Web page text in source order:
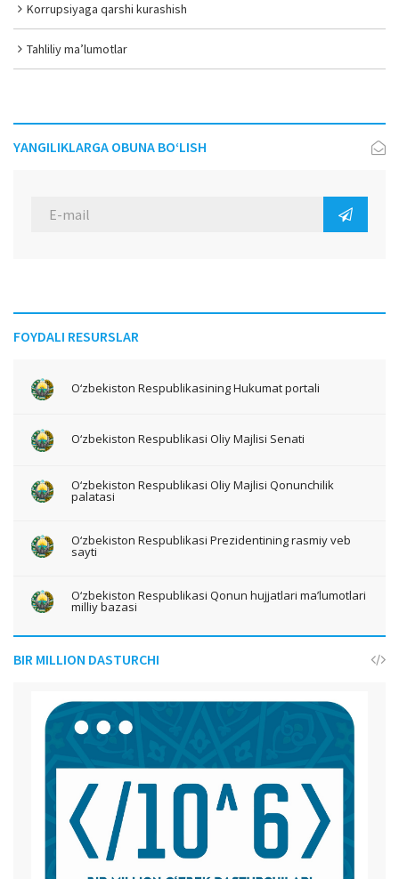
Korrupsiyaga qarshi kurashish
Tahliliy ma’lumotlar
YANGILIKLARGA OBUNA BO‘LISH
FOYDALI RESURSLAR
O‘zbekiston Respublikasining Hukumat portali
O‘zbekiston Respublikasi Oliy Majlisi Senati
O‘zbekiston Respublikasi Oliy Majlisi Qonunchilik
palatasi
O‘zbekiston Respublikasi Prezidentining rasmiy veb
sayti
O‘zbekiston Respublikasi Qonun hujjatlari ma’lumotlari
milliy bazasi
BIR MILLION DASTURCHI